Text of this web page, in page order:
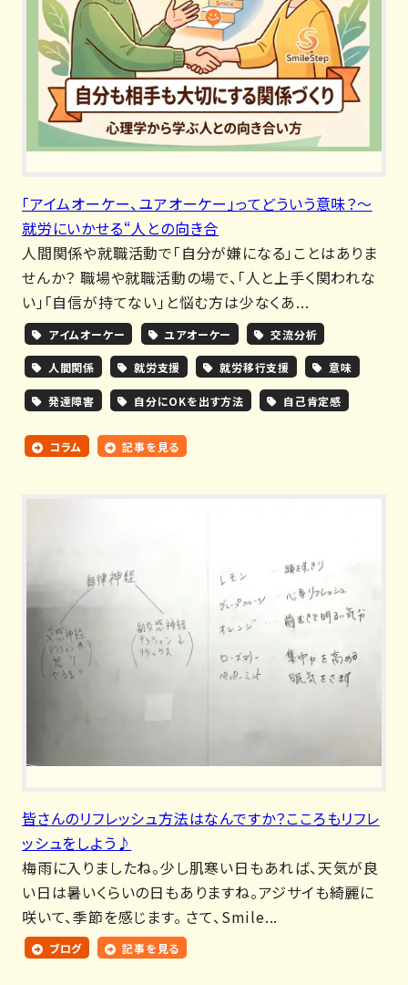
「アイムオーケー、ユアオーケー」ってどういう意味？～
就労にいかせる“人との向き合
人間関係や就職活動で「自分が嫌になる」ことはありま
せんか？ 職場や就職活動の場で、「人と上手く関われな
い」「自信が持てない」と悩む方は少なくあ...
アイムオーケー ユアオーケー 交流分析
人間関係 就労支援 就労移行支援 意味
発達障害 自分にOKを出す方法 自己肯定感
コラム 記事を見る
皆さんのリフレッシュ方法はなんですか？こころもリフレ
ッシュをしよう♪
梅雨に入りましたね。少し肌寒い日もあれば、天気が良
い日は暑いくらいの日もありますね。アジサイも綺麗に
咲いて、季節を感じます。 さて、Smile...
ブログ 記事を見る